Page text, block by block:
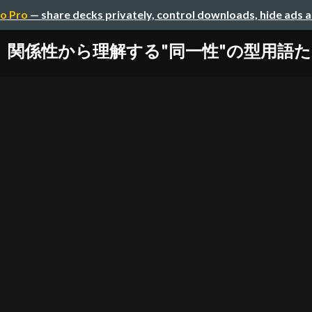
Pro — share decks privately, control downloads, hide ads
関係性から理解する"同一性"の型用語